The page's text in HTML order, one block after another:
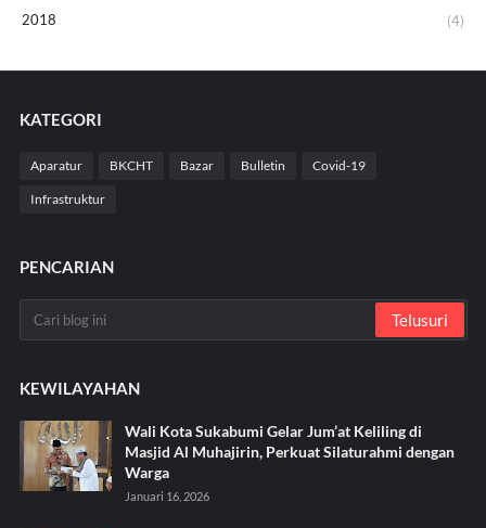
2018
(4)
KATEGORI
Aparatur BKCHT Bazar Bulletin Covid-19
Infrastruktur
PENCARIAN
KEWILAYAHAN
Wali Kota Sukabumi Gelar Jum’at Keliling di
Masjid Al Muhajirin, Perkuat Silaturahmi dengan
Warga
Januari 16, 2026